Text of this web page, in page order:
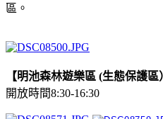
區。
【明池森林遊樂區 (生態保護區
開放時間8:30-16:30